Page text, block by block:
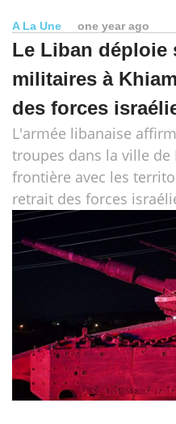
A La Une one year ago
Le Liban déploie
militaires à
des forces
L'armée libanaise
troupes dans la ville de
frontière avec les
retrait des forces